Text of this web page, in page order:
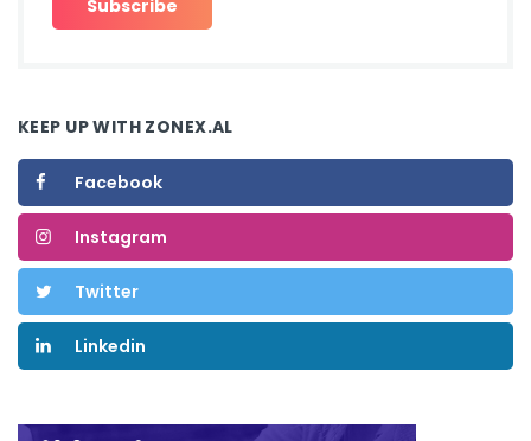
KEEP UP WITH ZONEX.AL
Facebook
Instagram
Twitter
Linkedin